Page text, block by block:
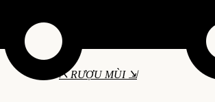
MỘC ⇲
⇱ RƯỢU MÙI ⇲